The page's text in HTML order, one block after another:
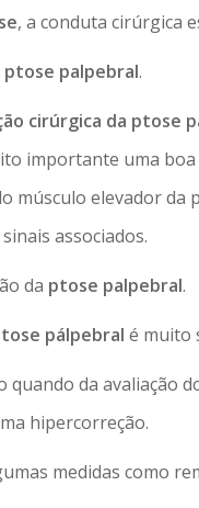
, a conduta cirúrgica
ptose palpebral.
cirúrgica da ptose
importante uma
músculo elevador
associados.
da ptose palpebral.
pálpebral é muito
quando da
hipercorreção.
medidas como